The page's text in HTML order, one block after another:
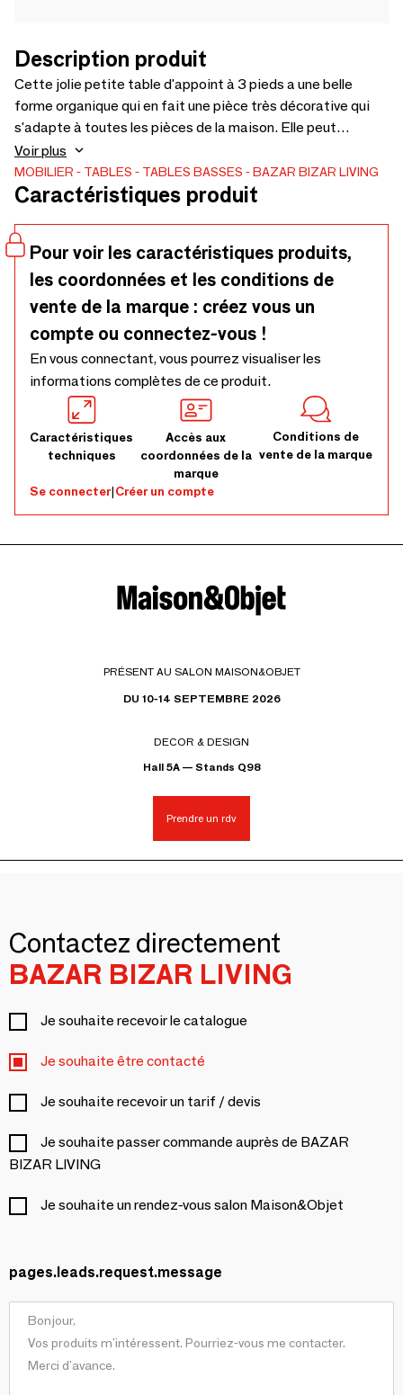
Description produit
Cette jolie petite table d'appoint à 3 pieds a une belle
forme organique qui en fait une pièce très décorative qui
s'adapte à toutes les pièces de la maison. Elle peut
également être placée sur une terrasse couverte pour
prendre un verre, lire un livre ou un magazine et se détendre.
Elle peut également être utilisée comme une jolie table
matériaux naturels, chaque pièce présente de légères
imperfections et des variations de tons, signatures
discrètes de son âme unique. Ce produit est conçu
uniquement pour une utilisation en intérieur. Une utilisation
en extérieur, même dans des zones couvertes, peut
entraîner des dommages dus à l'humidité ou aux conditions
météorologiques et n'est pas couverte par la garantie. Les
images montrant une utilisation en extérieur sont
uniquement destinées à des fins de mise en scène.
Voir plus
MOBILIER TABLES TABLES BASSES BAZAR BIZAR LIVING
Caractéristiques produit
Pour voir les caractéristiques produits,
les coordonnées et les conditions de
vente de la marque : créez vous un
compte ou connectez-vous !
En vous connectant, vous pourrez visualiser les
informations complètes de ce produit.
Caractéristiques
techniques
Accès aux
coordonnées de la
marque
Conditions de
vente de la marque
Se connecter|Créer un compte
PRÉSENT AU SALON MAISON&OBJET
DU 10-14 SEPTEMBRE 2026
DECOR & DESIGN
Hall 5A — Stands Q98
Prendre un rdv
Contactez directement
BAZAR BIZAR LIVING
Je souhaite recevoir le catalogue
Je souhaite être contacté
Je souhaite recevoir un tarif / devis
Je souhaite passer commande auprès de BAZAR
BIZAR LIVING
Je souhaite un rendez-vous salon Maison&Objet
pages.leads.request.message